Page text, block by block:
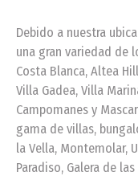
Debido a nuestra
una gran variedad de
Costa Blanca, Altea
Villa Gadea, Villa
Campomanes y
gama de villas,
la Vella, Montemolar,
Paradiso, Galera de